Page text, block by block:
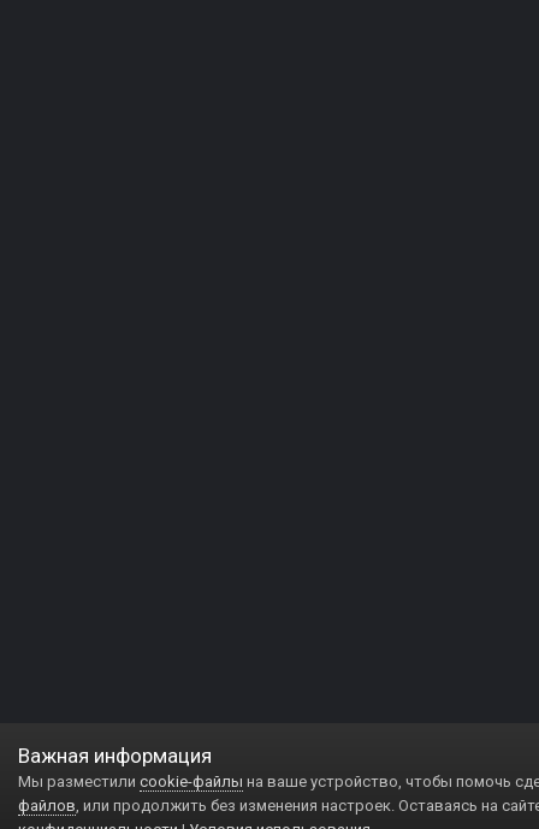
Важная информация
Мы разместили cookie-файлы на ваше устройство, чтобы помочь
файлов, или продолжить без изменения настроек. Оставаясь на